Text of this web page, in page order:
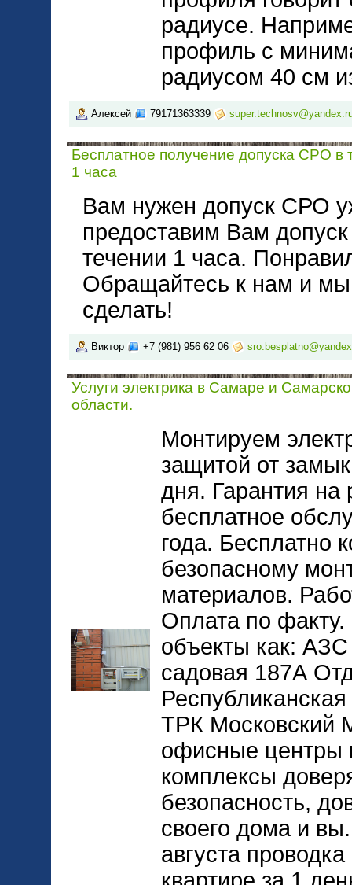
радиусе.
профиль с
радиусом 40 см
Алексей 79171363339
Бесплатное получение допуска СРО в
1 часа
Вам нужен допуск СРО
предоставим Вам
течении 1 часа.
Обращайтесь к нам и мы
сделать!
Виктор +7 (981) 956 62 06
Услуги электрика в Самаре и
области.
Монтируем
защитой от
дня. Гарантия на
бесплатное
года. Бесплатно
безопасному
материалов.
Оплата по
объекты как:
садовая 187А
ТРК Московский
офисные центры
комплексы
безопасность,
своего дома и
августа